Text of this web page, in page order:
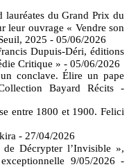
lauréates du Grand Prix du
leur ouvrage « Vendre son
2025 - 05/06/2026
Dupuis-Déri, éditions
Critique » - 05/06/2026
conclave. Élire un pape
Bayard Récits
-
entre 1800 et 1900. Felici
- 27/04/2026
Décrypter l’Invisible »,
9/05/2026 -